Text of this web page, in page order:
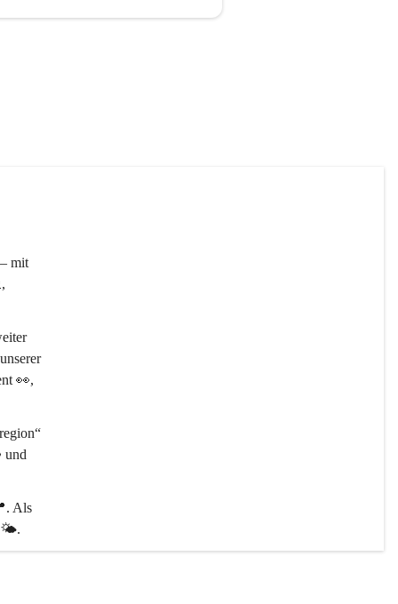
mit
,
👀,
und
. Als